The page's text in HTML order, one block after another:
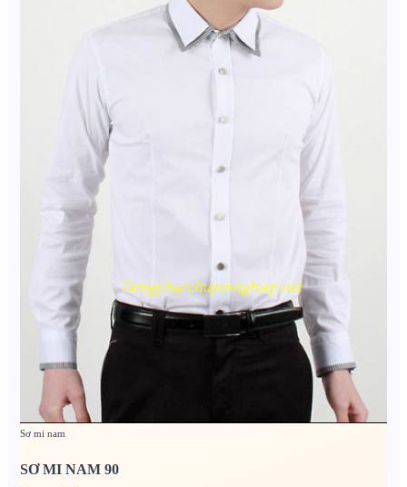
Sơ mi nam
SƠ MI NAM 90